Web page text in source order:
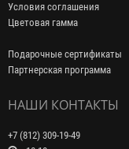
Условия соглашения
Цветовая гамма
Подарочные сертификаты
Партнерская программа
НАШИ КОНТАКТЫ
+7 (812) 309-19-49